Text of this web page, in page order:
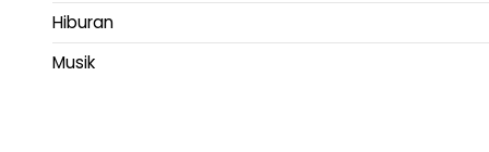
Hiburan
Musik